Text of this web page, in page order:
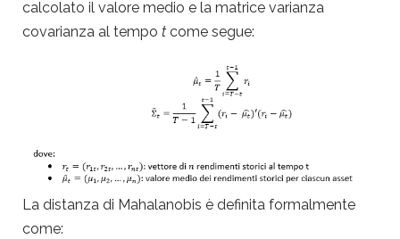
calcolato il valore medio e la matrice varianza
covarianza al tempo t come segue:
La distanza di Mahalanobis è definita formalmente
come: